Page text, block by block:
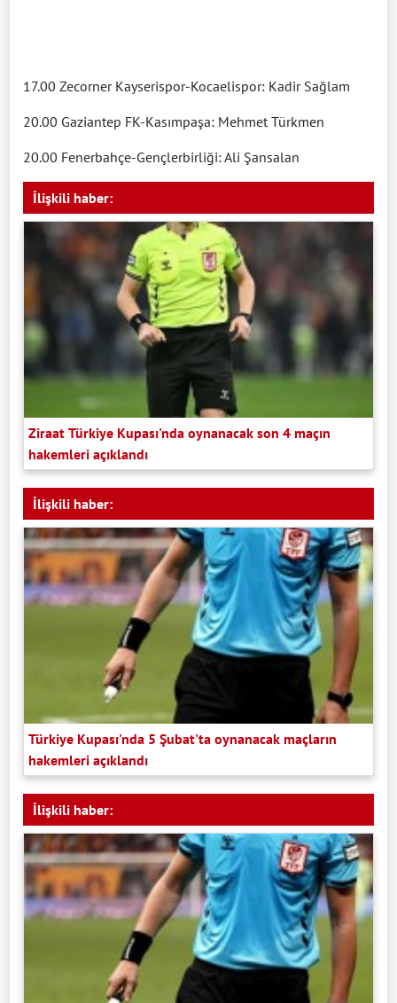
17.00 Zecorner Kayserispor-Kocaelispor: Kadir Sağlam
20.00 Gaziantep FK-Kasımpaşa: Mehmet Türkmen
20.00 Fenerbahçe-Gençlerbirliği: Ali Şansalan
İlişkili haber:
Ziraat Türkiye Kupası'nda oynanacak son 4 maçın
hakemleri açıklandı
İlişkili haber:
Türkiye Kupası'nda 5 Şubat'ta oynanacak maçların
hakemleri açıklandı
İlişkili haber: